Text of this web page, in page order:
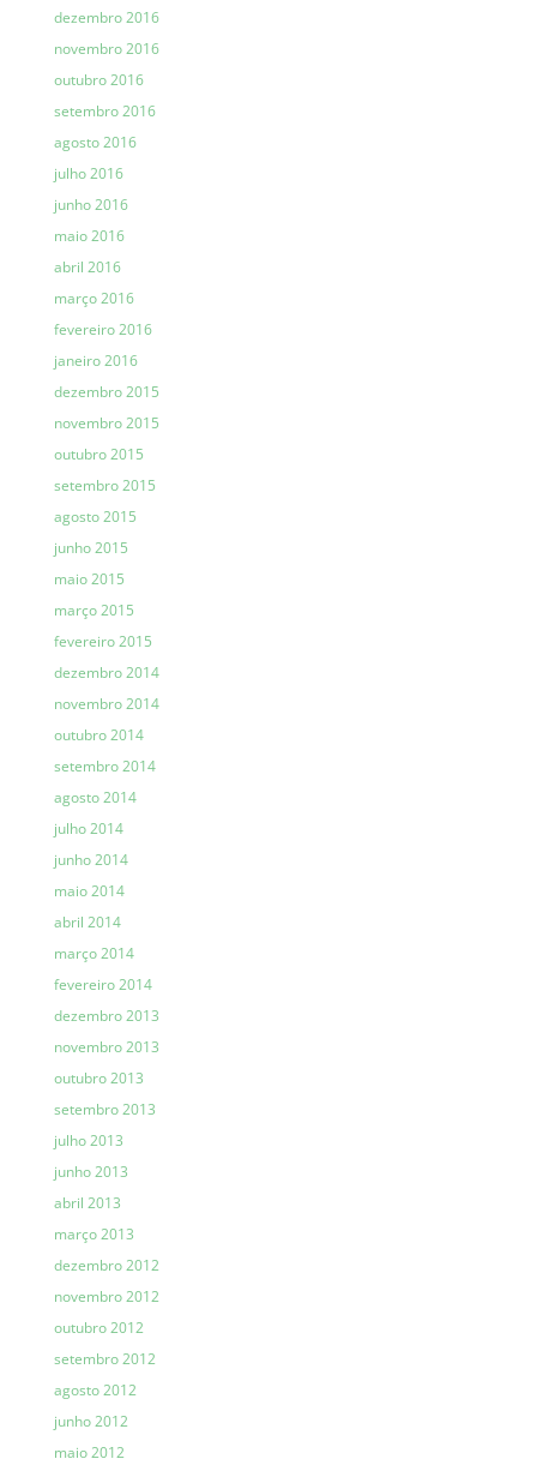
dezembro 2016
novembro 2016
outubro 2016
setembro 2016
agosto 2016
julho 2016
junho 2016
maio 2016
abril 2016
março 2016
fevereiro 2016
janeiro 2016
dezembro 2015
novembro 2015
outubro 2015
setembro 2015
agosto 2015
junho 2015
maio 2015
março 2015
fevereiro 2015
dezembro 2014
novembro 2014
outubro 2014
setembro 2014
agosto 2014
julho 2014
junho 2014
maio 2014
abril 2014
março 2014
fevereiro 2014
dezembro 2013
novembro 2013
outubro 2013
setembro 2013
julho 2013
junho 2013
abril 2013
março 2013
dezembro 2012
novembro 2012
outubro 2012
setembro 2012
agosto 2012
junho 2012
maio 2012